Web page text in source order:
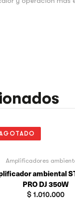
Amplificadores
ambiental
PRO DJ 350W
$ 1.010.000